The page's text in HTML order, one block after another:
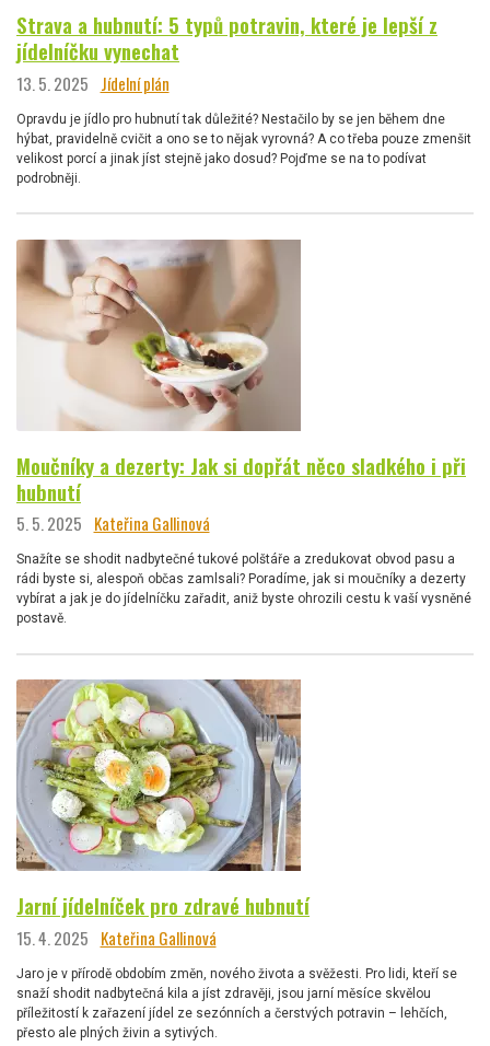
Strava a hubnutí: 5 typů potravin, které je lepší z
jídelníčku vynechat
13. 5. 2025 Jídelní plán
Opravdu je jídlo pro hubnutí tak důležité? Nestačilo by se jen během dne
hýbat, pravidelně cvičit a ono se to nějak vyrovná? A co třeba pouze zmenšit
velikost porcí a jinak jíst stejně jako dosud? Pojďme se na to podívat
podrobněji.
Moučníky a dezerty: Jak si dopřát něco sladkého i při
hubnutí
5. 5. 2025 Kateřina Gallinová
Snažíte se shodit nadbytečné tukové polštáře a zredukovat obvod pasu a
rádi byste si, alespoň občas zamlsali? Poradíme, jak si moučníky a dezerty
vybírat a jak je do jídelníčku zařadit, aniž byste ohrozili cestu k vaší vysněné
postavě.
Jarní jídelníček pro zdravé hubnutí
15. 4. 2025 Kateřina Gallinová
Jaro je v přírodě obdobím změn, nového života a svěžesti. Pro lidi, kteří se
snaží shodit nadbytečná kila a jíst zdravěji, jsou jarní měsíce skvělou
příležitostí k zařazení jídel ze sezónních a čerstvých potravin – lehčích,
přesto ale plných živin a sytivých.